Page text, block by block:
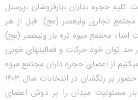
حجره ،داران ،بارفروشان ،پرسنل
مجتمع تجاری ولیعصر (عج). قبل از هر
مجتمع میوه تره بار ولیعصر (عج)
حد توان خود حرکات و فعالیتهای خوبی
از اعضای حجره داران مجتمع میوه
تره بار ولیعصر (عج) که با حضور پر رنگشان در انتخابات سال ۱۴۰۳
بار مسئولیت میدان را بر دوش اعضای